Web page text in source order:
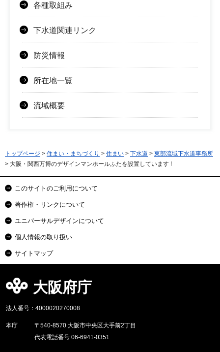
各種取組み
下水道関連リンク
防災情報
所在地一覧
流域概要
トップページ > 住まい・まちづくり > 住まい > 下水道 > 東部流域下水道事務所
> 大阪・関西万博のデザインマンホールふたを設置しています !
このサイトのご利用について
著作権・リンクについて
ユニバーサルデザインについて
個人情報の取り扱い
サイトマップ
大阪府庁
法人番号：4000020270008
本庁
〒540-8570 大阪市中央区大手前2丁目
代表電話番号 06-6941-0351